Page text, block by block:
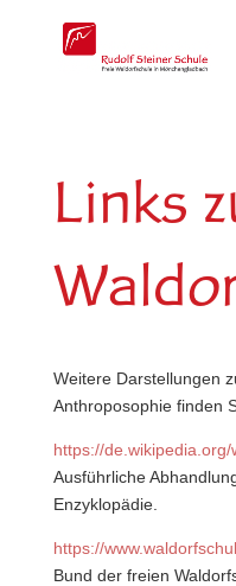
Links
Weitere Darstellungen
Anthroposophie finden
https://
Ausführliche
Enzyklopädie.
https://
Bund der freien